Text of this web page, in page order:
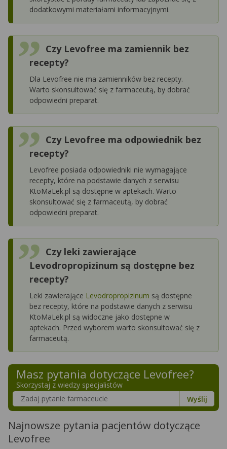
dodatkowymi materiałami informacyjnymi.
Czy Levofree ma zamiennik bez
recepty?
Dla Levofree nie ma zamienników bez recepty.
Warto skonsultować się z farmaceutą, by dobrać
odpowiedni preparat.
Czy Levofree ma odpowiednik bez
recepty?
Levofree posiada odpowiedniki nie wymagające
recepty, które na podstawie danych z serwisu
KtoMaLek.pl są dostępne w aptekach. Warto
skonsultować się z farmaceutą, by dobrać
odpowiedni preparat.
Czy leki zawierające
Levodropropizinum są dostępne bez
recepty?
Leki zawierające Levodropropizinum są dostępne
bez recepty, które na podstawie danych z serwisu
KtoMaLek.pl są widoczne jako dostępne w
aptekach. Przed wyborem warto skonsultować się z
farmaceutą.
Masz pytania dotyczące Levofree?
Skorzystaj z wiedzy specjalistów
Szukaj w poradnikach o zdrowiu
Wyślij
Najnowsze pytania pacjentów dotyczące
Levofree